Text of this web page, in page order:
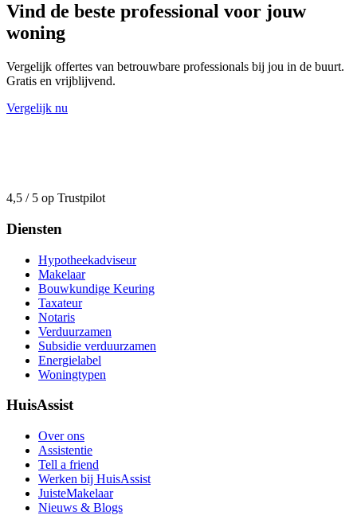
Vind de beste professional voor jouw
woning
Vergelijk offertes van betrouwbare professionals bij jou in de buurt.
Gratis en vrijblijvend.
Vergelijk nu
4,5 / 5 op Trustpilot
Diensten
Hypotheekadviseur
Makelaar
Bouwkundige Keuring
Taxateur
Notaris
Verduurzamen
Subsidie verduurzamen
Energielabel
Woningtypen
HuisAssist
Over ons
Assistentie
Tell a friend
Werken bij HuisAssist
JuisteMakelaar
Nieuws & Blogs